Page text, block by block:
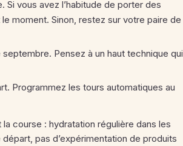
vous avez l’habitude de porter des
moment. Sinon, restez sur votre paire de
Pensez à un haut technique qui
Programmez les tours automatiques au
course : hydratation régulière dans les
pas d’expérimentation de produits